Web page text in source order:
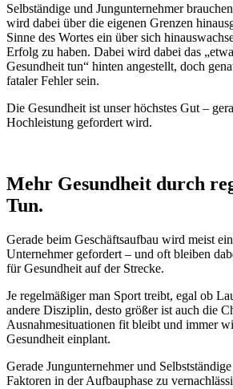
Selbständige und Jungunternehmer
wird dabei über die eigenen Grenzen
Sinne des Wortes ein über sich
Erfolg zu haben. Dabei wird dabei das
Gesundheit tun“ hinten angestellt, doch
fataler Fehler sein.
Die Gesundheit ist unser höchstes Gut –
Hochleistung gefordert wird.
Mehr Gesundheit durch
Tun.
Gerade beim Geschäftsaufbau wird meist
Unternehmer gefordert – und oft bleiben
für Gesundheit auf der Strecke.
Je regelmäßiger man Sport treibt, egal ob
andere Disziplin, desto größer ist auch die
Ausnahmesituationen fit bleibt und immer
Gesundheit einplant.
Gerade Jungunternehmer und
Faktoren in der Aufbauphase zu